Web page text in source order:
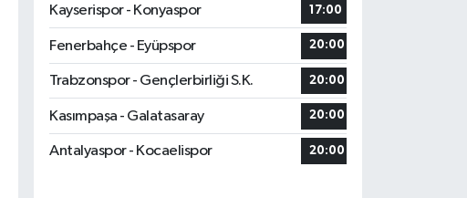
Kayserispor - Konyaspor
17:00
Fenerbahçe - Eyüpspor 20:00
Trabzonspor - Gençlerbirliği S.K. 20:00
Kasımpaşa - Galatasaray 20:00
Antalyaspor - Kocaelispor 20:00